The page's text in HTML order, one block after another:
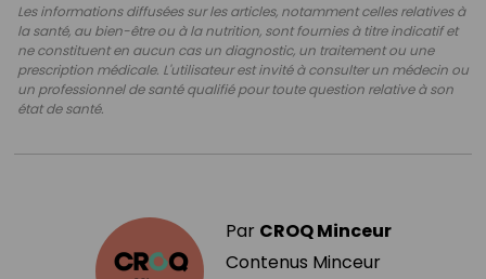
Les informations diffusées sur les articles, notamment celles relatives à
la santé, au bien-être ou à la nutrition, sont fournies à titre indicatif et
ne constituent en aucun cas un diagnostic, un traitement ou une
prescription médicale. L'utilisateur est invité à consulter un médecin ou
un professionnel de santé qualifié pour toute question relative à son
état de santé.
Par CROQ Minceur
Contenus Minceur